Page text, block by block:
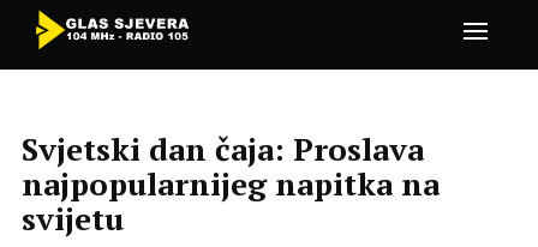
Svjetski dan čaja: Proslava
najpopularnijeg napitka na
svijetu